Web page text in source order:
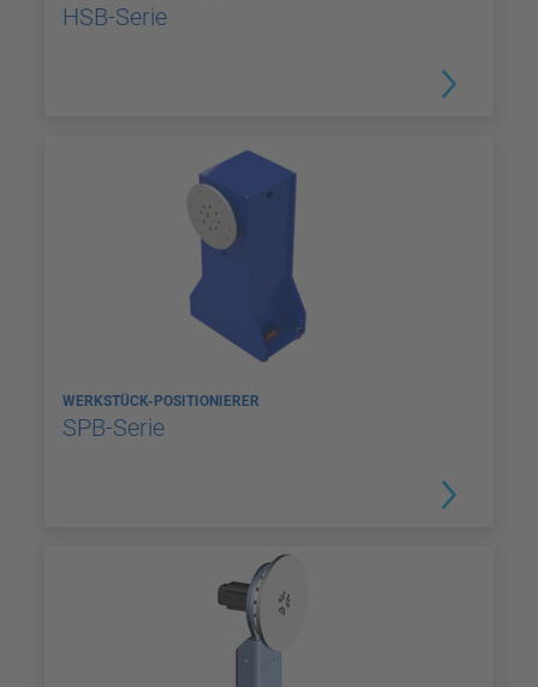
HSB-Serie
WERKSTÜCK-POSITIONIERER
SPB-Serie